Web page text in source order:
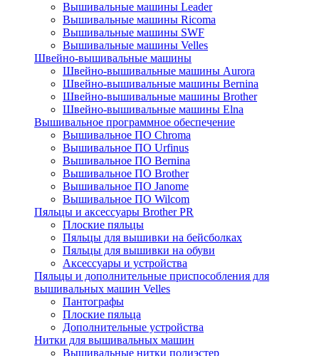
Вышивальные машины Leader
Вышивальные машины Ricoma
Вышивальные машины SWF
Вышивальные машины Velles
Швейно-вышивальные машины
Швейно-вышивальные машины Aurora
Швейно-вышивальные машины Bernina
Швейно-вышивальные машины Brother
Швейно-вышивальные машины Elna
Вышивальное программное обеспечение
Вышивальное ПО Chroma
Вышивальное ПО Urfinus
Вышивальное ПО Bernina
Вышивальное ПО Brother
Вышивальное ПО Janome
Вышивальное ПО Wilcom
Пяльцы и аксессуары Brother PR
Плоские пяльцы
Пяльцы для вышивки на бейсболках
Пяльцы для вышивки на обуви
Аксессуары и устройства
Пяльцы и дополнительные приспособления для
вышивальных машин Velles
Пантографы
Плоские пяльца
Дополнительные устройства
Нитки для вышивальных машин
Вышивальные нитки полиэстер